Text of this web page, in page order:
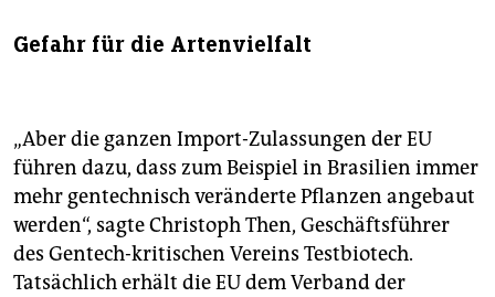
Gefahr für die Artenvielfalt
„Aber die ganzen Import-Zulassungen der EU
führen dazu, dass zum Beispiel in Brasilien immer
mehr gentechnisch veränderte Pflanzen angebaut
werden“, sagte Christoph Then, Geschäftsführer
des Gentech-kritischen Vereins Testbiotech.
Tatsächlich erhält die EU dem Verband der